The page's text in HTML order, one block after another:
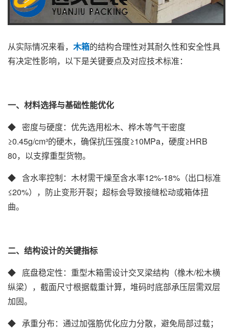
从实际情况来看， 木箱的结构合理性对其耐久性和安全性具
有决定性影响，以下是关键要点及对应技术标准：
一、材料选择与基础性能优化
◆ 密度与硬度‌：优先选用松木、桦木等气干密度
≥0.45g/cm³的硬木，确保抗压强度≥10MPa，硬度≥HRB
80，以支撑重型货物‌。
◆ 含水率控制‌：木材需干燥至含水率12%-18%（出口标准
≤20%），防止变形开裂；超标会导致接缝松动或箱体扭
曲‌。
二、结构设计的关键指标
◆ 底盘稳定性‌：重型木箱需设计交叉梁结构（橡木/松木横
纵梁），截面尺寸根据载重计算，堆码时底部承压层需双层
加固‌。
◆ 承重分布‌：通过加强筋优化应力分散，避免局部过载；